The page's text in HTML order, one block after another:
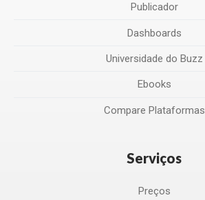
Publicador
Dashboards
Universidade do Buzz
Ebooks
Compare Plataformas
Serviços
Preços